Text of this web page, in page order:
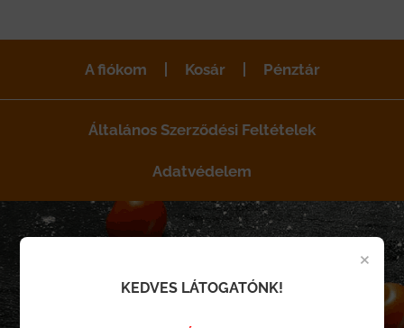
A fiókom Kosár Pénztár
Általános Szerződési Feltételek
Adatvédelem
×
KEDVES LÁTOGATÓNK!